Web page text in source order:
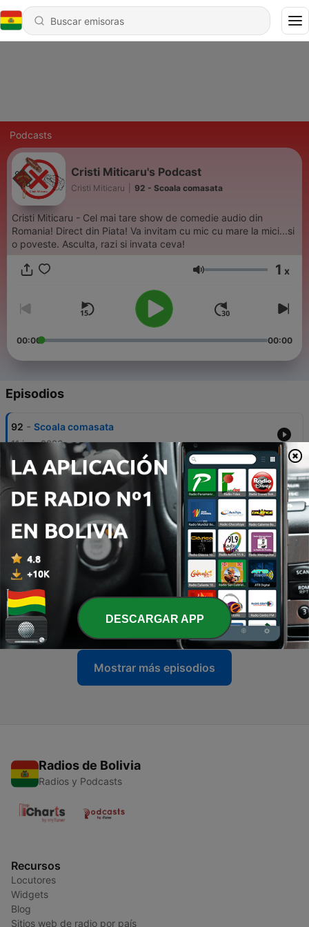
Podcasts
Cristi Miticaru's Podcast
Cristi Miticaru 92 - Scoala comasata
Cristi Miticaru - Cel mai tare show de comedie audio din
Romania! Direct din Piata! Va invitam cu mic cu mare la mici...si
o poveste. Asculta, razi si invata ceva!
Volumen 1 x
00:00 00:00
Episodios
92 - Scoala comasata
11 jun. 2026
91 - Revelion
Plimba Ursul (Explicit)
14 jun. 2025
89 - Statia Spatiala Ardeleneasca
09 mayo 2025
88 - Romania - Olanda 3:0
07 jul. 2024
Mostrar más episodios
Radios de Bolivia
Radios y Podcasts
Recursos
Locutores
Widgets
Blog
Sitios web de radio por país
DESCARGAR APP